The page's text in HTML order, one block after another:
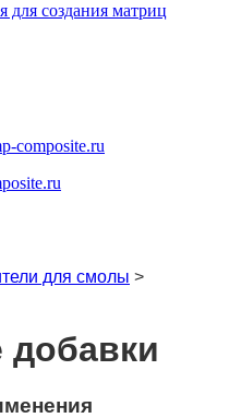
для создания матриц
composite.ru
для смолы >